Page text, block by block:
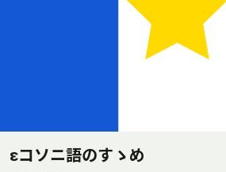
εコソニ語のすゝめ